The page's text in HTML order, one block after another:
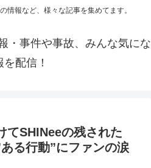
情報など、様々な記事を集めてます。
・事件や事故、みんな気にな
を配信！
てSHINeeの残された
る行動”にファンの涙